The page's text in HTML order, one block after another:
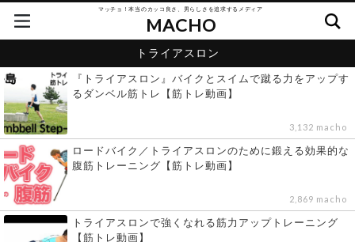
マッチョ！本当のカッコ良さ、男らしさを追求するメディア
MACHO
トライアスロン
『トライアスロン』バイクとスイムで蹴る力をアップす
るダンベル筋トレ【筋トレ動画】
3,132 macho
ロードバイク／トライアスロンのために鍛える効果的な
腹筋トレーニング【筋トレ動画】
2,869 macho
トライアスロンで強くなれる筋力アップトレーニング
【筋トレ動画】